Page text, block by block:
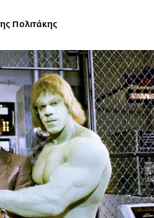
Πολιτάκης